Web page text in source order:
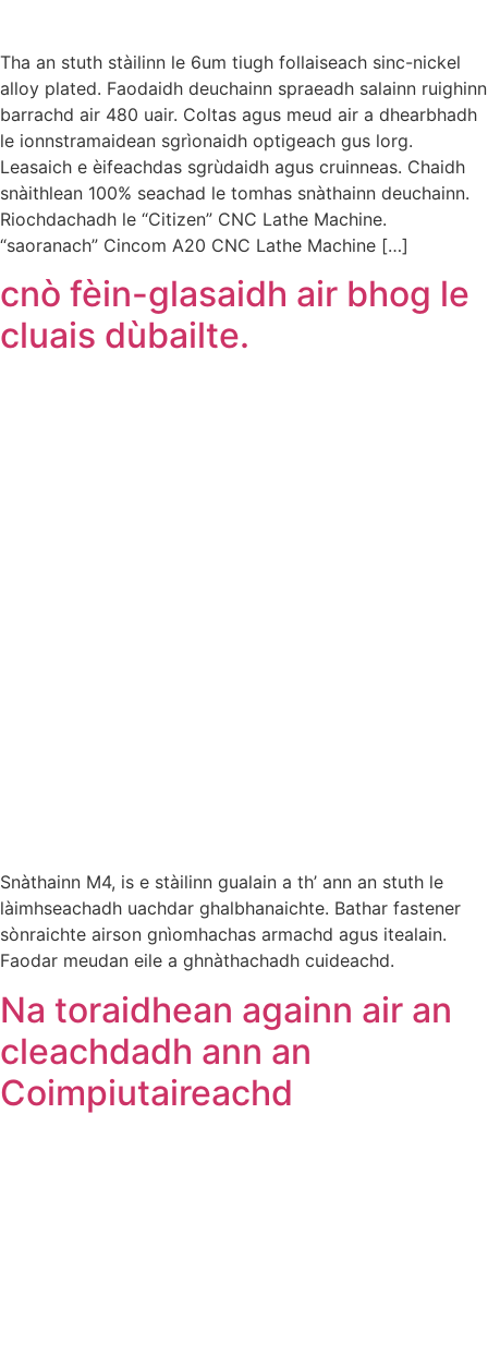
Tha an stuth stàilinn le 6um tiugh follaiseach sinc-nickel
alloy plated. Faodaidh deuchainn spraeadh salainn ruighinn
barrachd air 480 uair. Coltas agus meud air a dhearbhadh
le ionnstramaidean sgrìonaidh optigeach gus lorg.
Leasaich e èifeachdas sgrùdaidh agus cruinneas. Chaidh
snàithlean 100% seachad le tomhas snàthainn deuchainn.
Riochdachadh le “Citizen” CNC Lathe Machine.
“saoranach” Cincom A20 CNC Lathe Machine […]
cnò fèin-glasaidh air bhog le
cluais dùbailte.
Snàthainn M4, is e stàilinn gualain a th’ ann an stuth le
làimhseachadh uachdar ghalbhanaichte. Bathar fastener
sònraichte airson gnìomhachas armachd agus itealain.
Faodar meudan eile a ghnàthachadh cuideachd.
Na toraidhean againn air an
cleachdadh ann an
Coimpiutaireachd